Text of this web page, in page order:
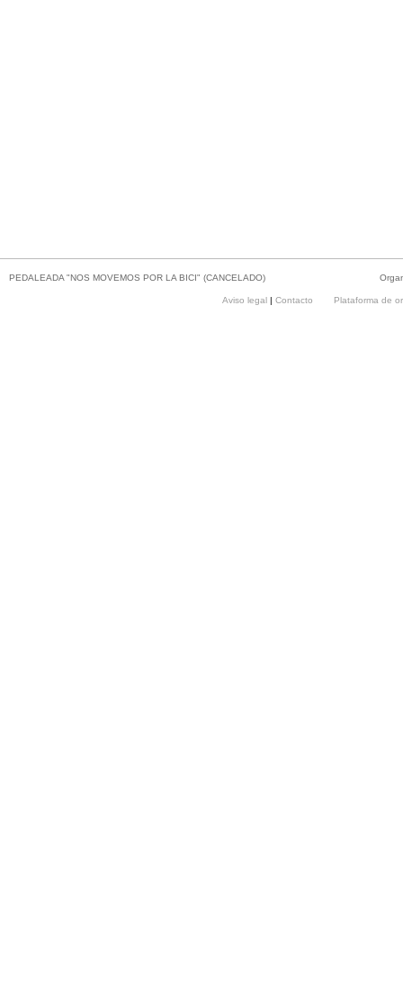
PEDALEADA "NOS MOVEMOS POR LA BICI" (CANCELADO)
Aviso legal | Contacto Plataforma de